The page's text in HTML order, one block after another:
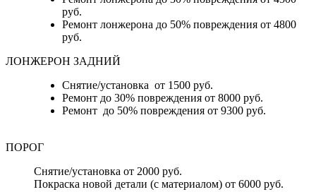
руб.
Ремонт лонжерона до 50% повреждения от 4800
руб.
ЛОНЖЕРОН ЗАДНИЙ
Снятие/установка от 1500 руб.
Ремонт до 30% повреждения от 8000 руб.
Ремонт до 50% повреждения от 9300 руб.
ПОРОГ
Снятие/установка от 2000 руб.
Покраска новой детали (с материалом) от 6000 руб.